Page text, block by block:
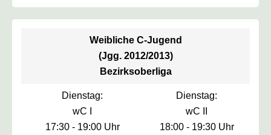
Weibliche C-Jugend
(Jgg. 2012/2013)
Bezirksoberliga
Dienstag:
wC I
17:30 - 19:00 Uhr
Dienstag:
wC II
18:00 - 19:30 Uhr